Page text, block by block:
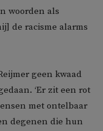
woorden als
de racisme alarms
geen kwaad
‘Er zit een rot
met ontelbaar
degenen die hun